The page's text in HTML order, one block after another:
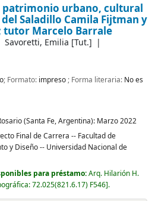
patrimonio urbano, cultural
Saladillo Camila Fijtman y
tutor Marcelo Barrale
Savoretti, Emilia [Tut.]
; Formato: impreso; Forma literaria: No es
(Santa Fe, Argentina): Marzo 2022
Final de Carrera -- Facultad de
y Diseño -- Universidad Nacional de
para préstamo:Arq. Hilarión H.
72.025(821.6.17) F546 .